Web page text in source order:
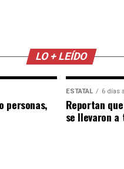
LO + LEÍDO
personas,
ESTATAL 6 días
Reportan
se llevaron a